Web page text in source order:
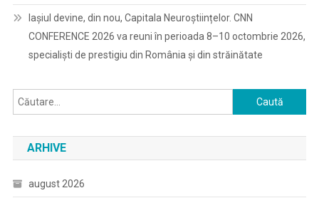
Iașiul devine, din nou, Capitala Neuroștiințelor. CNN
CONFERENCE 2026 va reuni în perioada 8–10 octombrie 2026,
specialiști de prestigiu din România și din străinătate
Caută
după:
ARHIVE
august 2026